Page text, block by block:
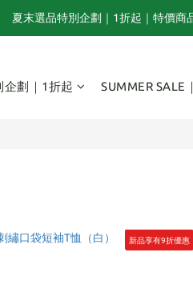
夏末選品特別企劃｜1折起｜特價商
夏末選品特別企劃｜1折起｜特價商
x NTS capsule collection will be
企劃｜1折起 SUMMER
新品享有9折優惠